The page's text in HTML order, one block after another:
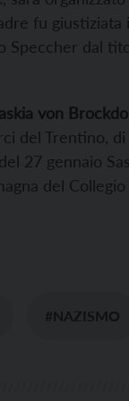
fu
dal
von
del
27 gennaio
del
#NAZISMO